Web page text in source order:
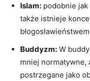
Islam: podobnie
także istnieje
Buddyzm: W
mniej normatywne,⁢
⁢postrzegane jako